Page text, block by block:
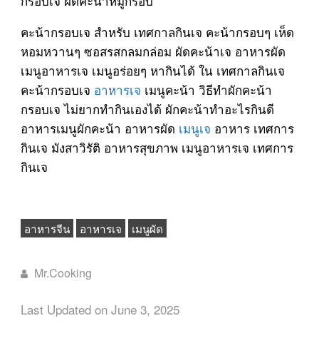
คะน้ากรอบเจ สำหรับ เทศกาลกินเจ คะน้ากรอบๆ เห็ด
หอมหวานๆ ซอสรสกลมกล่อม ผัดคะน้าเจ อาหารผัด
เมนูอาหารเจ เมนูอร่อยๆ หากินได้ ใน เทศกาลกินเจ
คะน้ากรอบเจ อาหารเจ เมนูคะน้า วิธีทำผักคะน้า
กรอบเจ ไม่ยากทำกินเองได้ ผักคะน้าทำอะไรกินดี
อาหารเมนูผักคะน้า อาหารผัด เมนูเจ อาหาร เทศการ
กินเจ มังสาวิรัติ อาหารสุขภาพ เมนูอาหารเจ เทศการ
กินเจ
อาหารจีน อาหารเจ เมนูผัด
Mr.Cooking
Last Updated on June 3, 2025